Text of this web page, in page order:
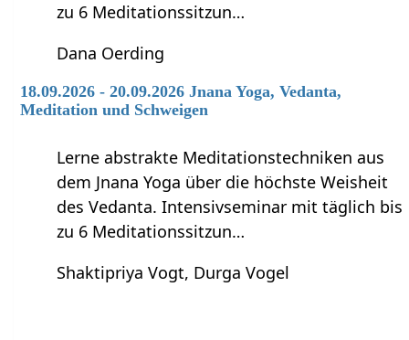
zu 6 Meditationssitzun…
Dana Oerding
18.09.2026 - 20.09.2026 Jnana Yoga, Vedanta,
Meditation und Schweigen
Lerne abstrakte Meditationstechniken aus
dem Jnana Yoga über die höchste Weisheit
des Vedanta. Intensivseminar mit täglich bis
zu 6 Meditationssitzun…
Shaktipriya Vogt, Durga Vogel